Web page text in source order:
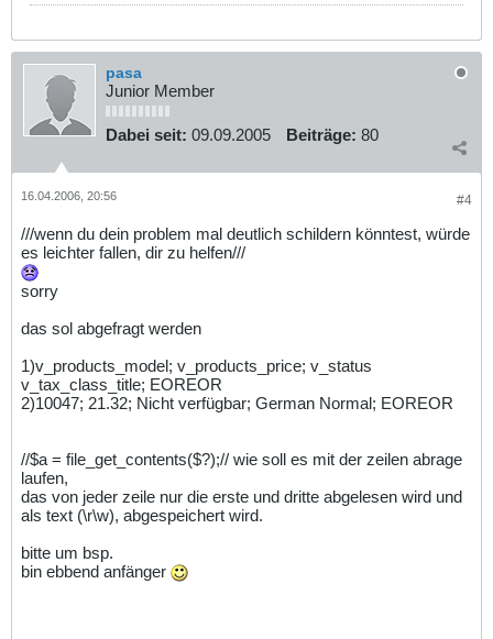
pasa
Junior Member
Dabei seit: 09.09.2005 Beiträge: 80
#4
16.04.2006, 20:56
///wenn du dein problem mal deutlich schildern könntest, würde
es leichter fallen, dir zu helfen///
sorry
das sol abgefragt werden
1)v_products_model; v_products_price; v_status
v_tax_class_title; EOREOR
2)10047; 21.32; Nicht verfügbar; German Normal; EOREOR
//$a = file_get_contents($?);// wie soll es mit der zeilen abrage
laufen,
das von jeder zeile nur die erste und dritte abgelesen wird und
als text (\r\w), abgespeichert wird.
bitte um bsp.
bin ebbend anfänger